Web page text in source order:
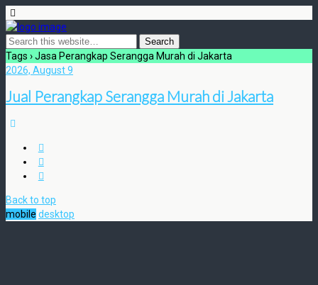
Tags › Jasa Perangkap Serangga Murah di Jakarta
2026, August 9
Jual Perangkap Serangga Murah di Jakarta
Back to top
mobile desktop